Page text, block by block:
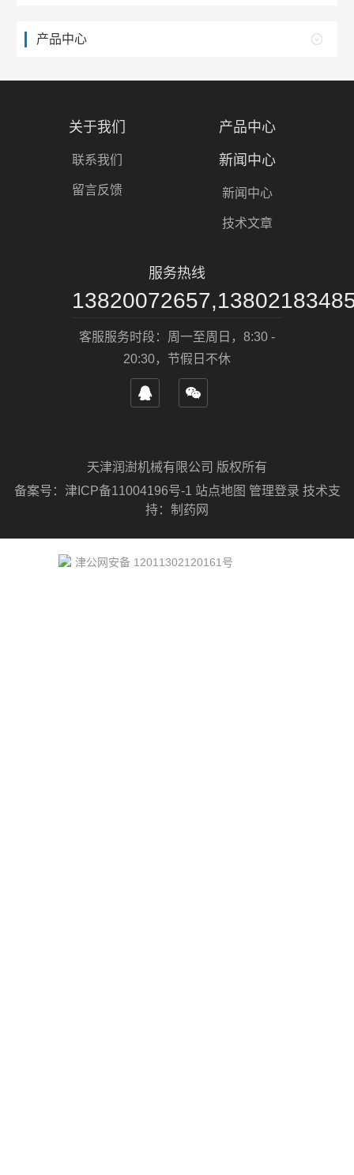
产品中心
关于我们
联系我们
留言反馈
产品中心
新闻中心
新闻中心
技术文章
服务热线
客服服务时段：周一至周日，8:30 -
20:30，节假日不休
天津润澍机械有限公司 版权所有
备案号： 津ICP备11004196号-1 站点地图 管理登录 技术支
持： 制药网
津公网安备 12011302120161号